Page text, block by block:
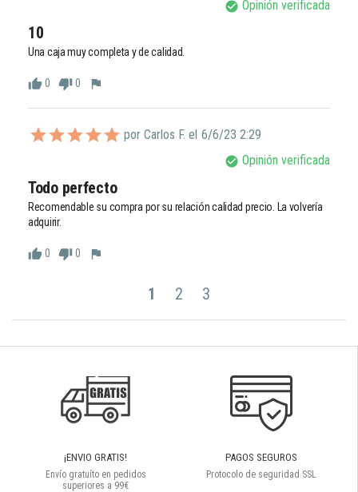
check_circle Opinión verificada
10
Una caja muy completa y de calidad.
thumb_up0 thumb_down0 flag
por Carlos F. el 6/6/23 2:29
check_circle Opinión verificada
Todo perfecto
Recomendable su compra por su relación calidad precio. La volvería
adquirir.
thumb_up0 thumb_down0 flag
1 2 3
¡ENVIO GRATIS!
Envío gratuíto en pedidos
superiores a 99€
PAGOS SEGUROS
Protocolo de seguridad SSL